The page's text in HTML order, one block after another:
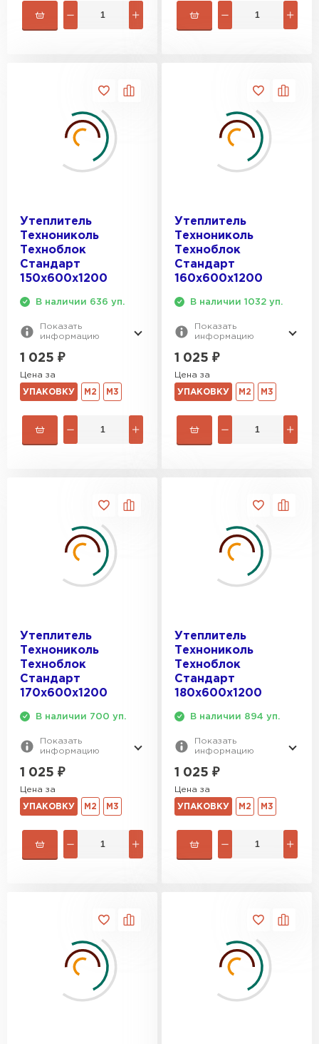
Утеплитель
Технониколь
Техноблок
Стандарт
150х600х1200
В наличии 636 уп.
Показать
информацию
1 025 ₽
Цена за
УПАКОВКУ М2 М3
Утеплитель
Технониколь
Техноблок
Стандарт
160х600х1200
В наличии 1032 уп.
Показать
информацию
1 025 ₽
Цена за
УПАКОВКУ М2 М3
Утеплитель
Технониколь
Техноблок
Стандарт
170х600х1200
В наличии 700 уп.
Показать
информацию
1 025 ₽
Цена за
УПАКОВКУ М2 М3
Утеплитель
Технониколь
Техноблок
Стандарт
180х600х1200
В наличии 894 уп.
Показать
информацию
1 025 ₽
Цена за
УПАКОВКУ М2 М3